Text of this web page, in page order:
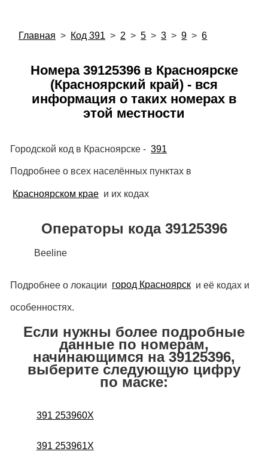
Главная > Код 391 > 2 > 5 > 3 > 9 > 6
Номера 39125396 в Красноярске
(Красноярский край) - вся
информация о таких номерах в
этой местности
Городской код в Красноярске - 391
Подробнее о всех населённых пунктах в
Красноярском крае и их кодах
Операторы кода 39125396
Beeline
Подробнее о локации город Красноярск и её кодах и
особенностях.
Если нужны более подробные
данные по номерам,
начинающимся на 39125396,
выберите следующую цифру
по маске:
391 253960X
391 253961X